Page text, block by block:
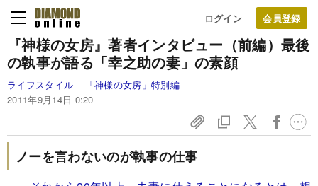
ログイン
『神様の女房』著者インタビュー（前編）最後
の執事が語る「幸之助の妻」の素顔
ライフスタイル
「神様の女房」特別編
2011年9月14日 0:20
ノーを言わないのが執事の仕事